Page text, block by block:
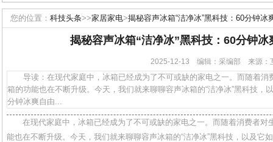
您的位置： 科技头条>>家居家电>揭秘容声冰箱“洁净冰”黑科技：60分钟冰
揭秘容声冰箱“洁净冰”黑科技：60分钟冰
2025-12-13 编辑：采编部 来源
导读：在现代家庭中，冰箱已经成为了不可或缺的家电之一。而随着消
箱的功能也在不断升级。今天，我们就来聊聊容声冰箱的“洁净冰”黑科技，
分钟冰爽自由...
在现代家庭中，冰箱已经成为了不可或缺的家电之一。而随着消费者对
能也在不断升级。今天，我们就来聊聊容声冰箱的“洁净冰”黑科技，以及它